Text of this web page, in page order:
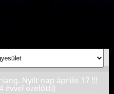
barlangkutatások
Nyílt nap április 17 !!!
évvel ezelőtti)